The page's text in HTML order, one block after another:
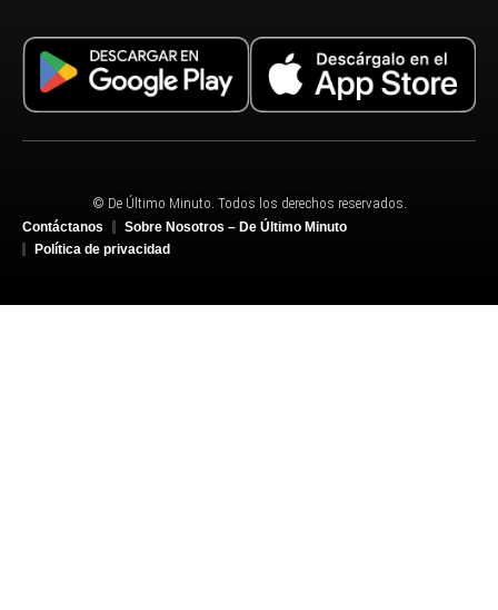
© De Último Minuto. Todos los derechos reservados.
Contáctanos
Sobre Nosotros – De Último Minuto
Política de privacidad